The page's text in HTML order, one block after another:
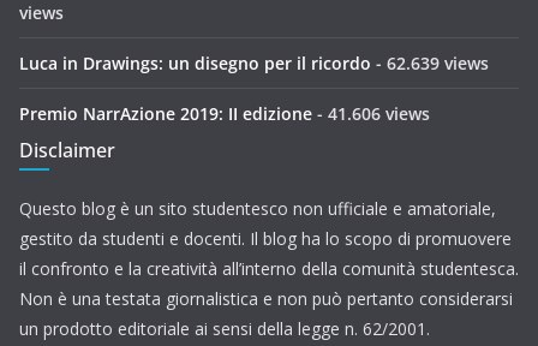
views
Luca in Drawings: un disegno per il ricordo - 62.639 views
Premio NarrAzione 2019: II edizione - 41.606 views
Disclaimer
Questo blog è un sito studentesco non ufficiale e amatoriale,
gestito da studenti e docenti. Il blog ha lo scopo di promuovere
il confronto e la creatività all’interno della comunità studentesca.
Non è una testata giornalistica e non può pertanto considerarsi
un prodotto editoriale ai sensi della legge n. 62/2001.